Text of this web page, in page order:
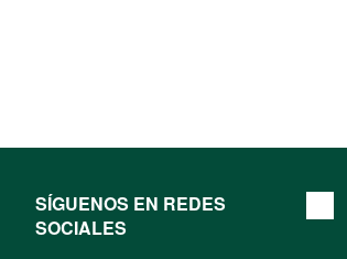
SÍGUENOS EN REDES
SOCIALES